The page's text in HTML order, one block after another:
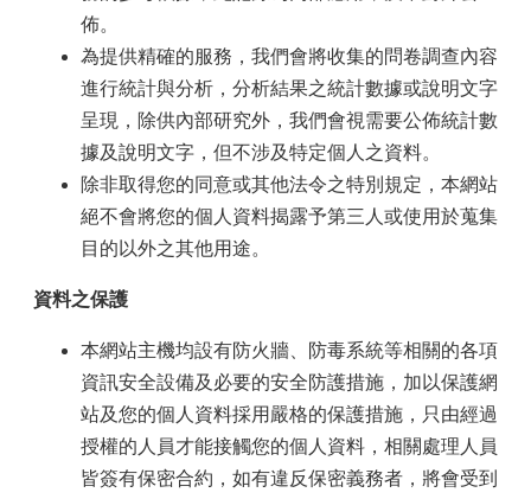
佈。
為提供精確的服務，我們會將收集的問卷調查內容
進行統計與分析，分析結果之統計數據或說明文字
呈現，除供內部研究外，我們會視需要公佈統計數
據及說明文字，但不涉及特定個人之資料。
除非取得您的同意或其他法令之特別規定，本網站
絕不會將您的個人資料揭露予第三人或使用於蒐集
目的以外之其他用途。
資料之保護
本網站主機均設有防火牆、防毒系統等相關的各項
資訊安全設備及必要的安全防護措施，加以保護網
站及您的個人資料採用嚴格的保護措施，只由經過
授權的人員才能接觸您的個人資料，相關處理人員
皆簽有保密合約，如有違反保密義務者，將會受到